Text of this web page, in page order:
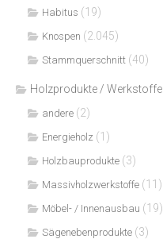
Habitus (19)
Knospen (2.045)
Stammquerschnitt (40)
Holzprodukte / Werkstoffe
andere (2)
Energieholz (1)
Holzbauprodukte (3)
Massivholzwerkstoffe (11)
Möbel- / Innenausbau (19)
Sägenebenprodukte (3)